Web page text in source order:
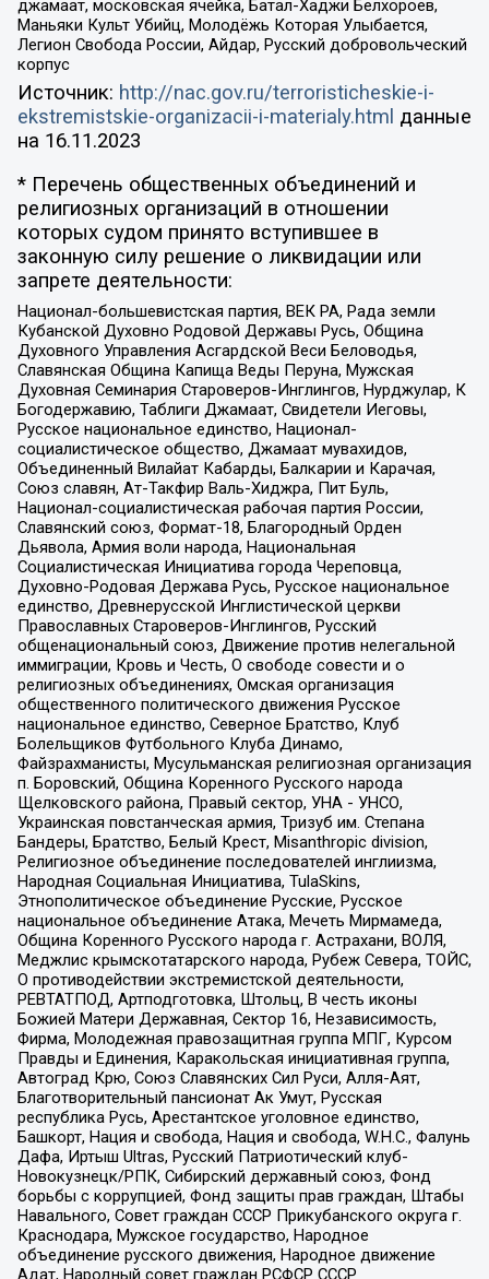
джамаат, московская ячейка, Батал-Хаджи Белхороев,
Маньяки Культ Убийц, Молодёжь Которая Улыбается,
Легион Свобода России, Айдар, Русский добровольческий
корпус
Источник: http://nac.gov.ru/terroristicheskie-i-
ekstremistskie-organizacii-i-materialy.html данные
на 16.11.2023
* Перечень общественных объединений и
религиозных организаций в отношении
которых судом принято вступившее в
законную силу решение о ликвидации или
запрете деятельности:
Национал-большевистская партия, ВЕК РА, Рада земли
Кубанской Духовно Родовой Державы Русь, Община
Духовного Управления Асгардской Веси Беловодья,
Славянская Община Капища Веды Перуна, Мужская
Духовная Семинария Староверов-Инглингов, Нурджулар, К
Богодержавию, Таблиги Джамаат, Свидетели Иеговы,
Русское национальное единство, Национал-
социалистическое общество, Джамаат мувахидов,
Объединенный Вилайат Кабарды, Балкарии и Карачая,
Союз славян, Ат-Такфир Валь-Хиджра, Пит Буль,
Национал-социалистическая рабочая партия России,
Славянский союз, Формат-18, Благородный Орден
Дьявола, Армия воли народа, Национальная
Социалистическая Инициатива города Череповца,
Духовно-Родовая Держава Русь, Русское национальное
единство, Древнерусской Инглистической церкви
Православных Староверов-Инглингов, Русский
общенациональный союз, Движение против нелегальной
иммиграции, Кровь и Честь, О свободе совести и о
религиозных объединениях, Омская организация
общественного политического движения Русское
национальное единство, Северное Братство, Клуб
Болельщиков Футбольного Клуба Динамо,
Файзрахманисты, Мусульманская религиозная организация
п. Боровский, Община Коренного Русского народа
Щелковского района, Правый сектор, УНА - УНСО,
Украинская повстанческая армия, Тризуб им. Степана
Бандеры, Братство, Белый Крест, Misanthropic division,
Религиозное объединение последователей инглиизма,
Народная Социальная Инициатива, TulaSkins,
Этнополитическое объединение Русские, Русское
национальное объединение Атака, Мечеть Мирмамеда,
Община Коренного Русского народа г. Астрахани, ВОЛЯ,
Меджлис крымскотатарского народа, Рубеж Севера, ТОЙС,
О противодействии экстремистской деятельности,
РЕВТАТПОД, Артподготовка, Штольц, В честь иконы
Божией Матери Державная, Сектор 16, Независимость,
Фирма, Молодежная правозащитная группа МПГ, Курсом
Правды и Единения, Каракольская инициативная группа,
Автоград Крю, Союз Славянских Сил Руси, Алля-Аят,
Благотворительный пансионат Ак Умут, Русская
республика Русь, Арестантское уголовное единство,
Башкорт, Нация и свобода, Нация и свобода, W.H.С., Фалунь
Дафа, Иртыш Ultras, Русский Патриотический клуб-
Новокузнецк/РПК, Сибирский державный союз, Фонд
борьбы с коррупцией, Фонд защиты прав граждан, Штабы
Навального, Совет граждан СССР Прикубанского округа г.
Краснодара, Мужское государство, Народное
объединение русского движения, Народное движение
Адат, Народный совет граждан РСФСР СССР